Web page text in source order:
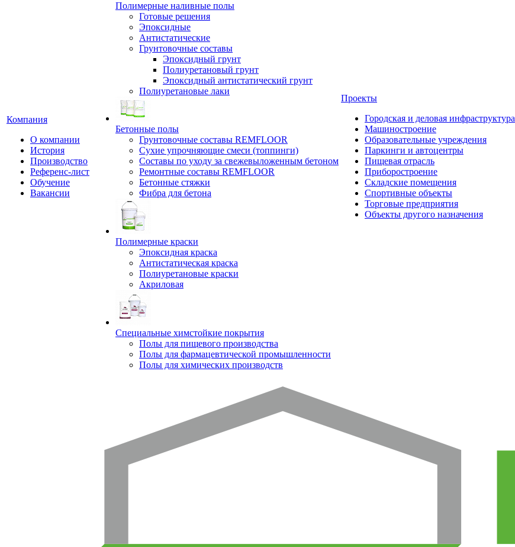
Компания
О компании
История
Производство
Референс-лист
Обучение
Вакансии
Полимерные наливные полы
Готовые решения
Эпоксидные
Антистатические
Грунтовочные составы
Эпоксидный грунт
Полиуретановый грунт
Эпоксидный антистатический грунт
Полиуретановые лаки
Бетонные полы
Грунтовочные составы REMFLOOR
Сухие упрочняющие смеси (топпинги)
Составы по уходу за свежевыложенным бетоном
Ремонтные составы REMFLOOR
Бетонные стяжки
Фибра для бетона
Полимерные краски
Эпоксидная краска
Антистатическая краска
Полиуретановые краски
Акриловая
Специальные химстойкие покрытия
Полы для пищевого производства
Полы для фармацевтической промышленности
Полы для химических производств
Проекты
Городская и деловая инфраструктура
Машиностроение
Образовательные учреждения
Паркинги и автоцентры
Пищевая отрасль
Приборостроение
Складские помещения
Спортивные объекты
Торговые предприятия
Объекты другого назначения